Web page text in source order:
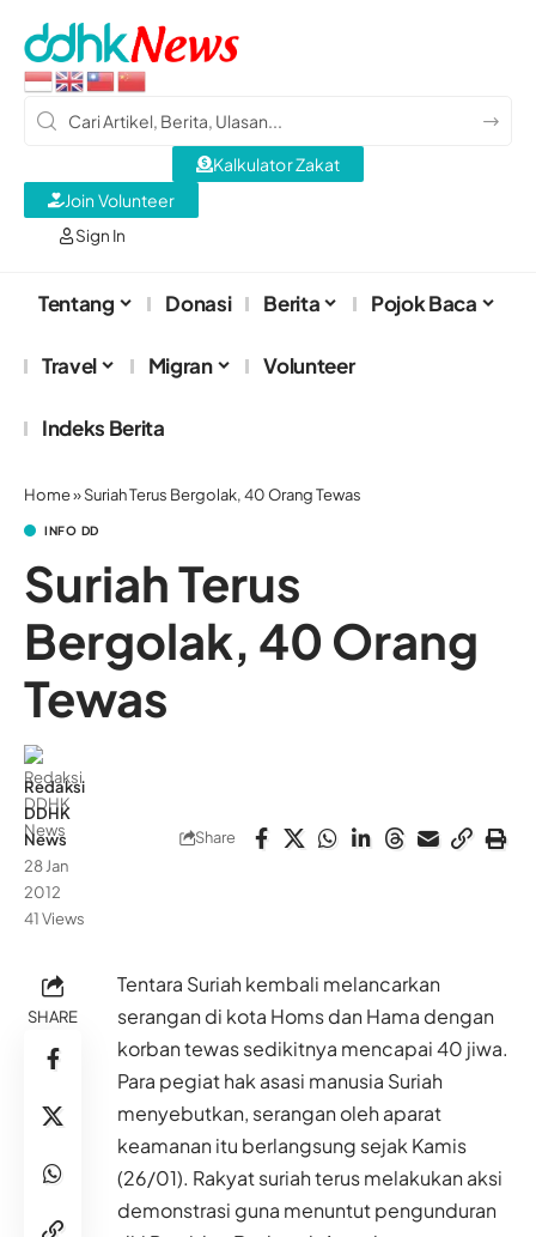
Sign In
Kalkulator Zakat
Join Volunteer
Tentang Donasi Berita Pojok Baca
Travel Migran Volunteer
Indeks Berita
Home»Suriah Terus Bergolak, 40 Orang Tewas
INFO DD
Suriah Terus
Bergolak, 40 Orang
Tewas
Redaksi
DDHK
News
28 Jan
2012
41 Views
Share
SHARE
Tentara Suriah kembali melancarkan
serangan di kota Homs dan Hama dengan
korban tewas sedikitnya mencapai 40 jiwa.
Para pegiat hak asasi manusia Suriah
menyebutkan, serangan oleh aparat
keamanan itu berlangsung sejak Kamis
(26/01). Rakyat suriah terus melakukan aksi
demonstrasi guna menuntut pengunduran